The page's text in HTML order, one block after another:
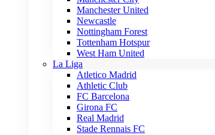
Manchester United
Newcastle
Nottingham Forest
Tottenham Hotspur
West Ham United
La Liga
Atletico Madrid
Athletic Club
FC Barcelona
Girona FC
Real Madrid
Stade Rennais FC